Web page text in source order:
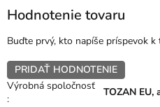
Hodnotenie tovaru
Buďte prvý, kto napíše príspevok k
PRIDAŤ HODNOTENIE
Výrobná spoločnosť
:
TOZAN EU,